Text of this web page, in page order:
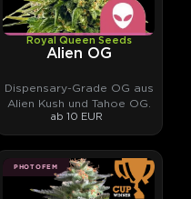
Royal Queen Seeds
Alien OG
Dispensary-Grade OG aus
Alien Kush und Tahoe OG.
ab 10 EUR
PHOTOFEM